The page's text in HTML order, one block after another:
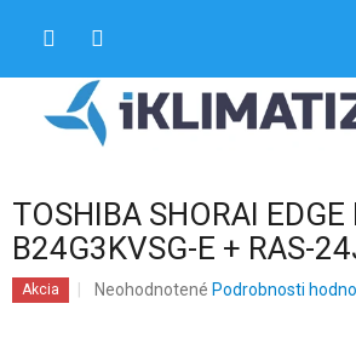
TOSHIBA SHORAI EDGE
B24G3KVSG-E + RAS-
Akcia
Priemerné
Neohodnotené Podrobnosti